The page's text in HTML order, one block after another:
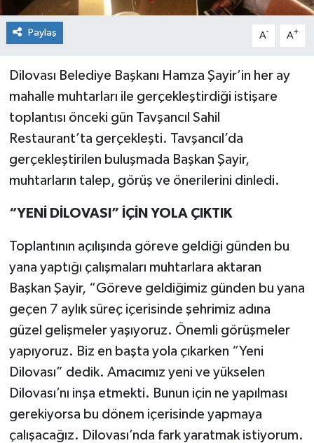
Paylaş A- A+
Dilovası Belediye Başkanı Hamza Şayir’in her ay
mahalle muhtarları ile gerçekleştirdiği istişare
toplantısı önceki gün Tavşancıl Sahil
Restaurant’ta gerçekleşti. Tavşancıl’da
gerçekleştirilen buluşmada Başkan Şayir,
muhtarların talep, görüş ve önerilerini dinledi.
“YENİ DİLOVASI” İÇİN YOLA ÇIKTIK
Toplantının açılışında göreve geldiği günden bu
yana yaptığı çalışmaları muhtarlara aktaran
Başkan Şayir, “Göreve geldiğimiz günden bu yana
geçen 7 aylık süreç içerisinde şehrimiz adına
güzel gelişmeler yaşıyoruz. Önemli görüşmeler
yapıyoruz. Biz en başta yola çıkarken “Yeni
Dilovası” dedik. Amacımız yeni ve yükselen
Dilovası’nı inşa etmekti. Bunun için ne yapılması
gerekiyorsa bu dönem içerisinde yapmaya
çalışacağız. Dilovası’nda fark yaratmak istiyorum.